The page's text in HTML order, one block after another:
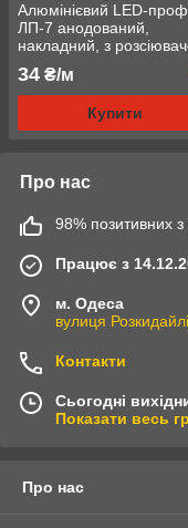
Алюмінієвий LED-
ЛП-7 анодований,
накладний, з
34 ₴/м
Купити
Про нас
98% позитивних з
Працює з
м. Одеса
вулиця
Контакти
Сьогодні
Показати весь
Про нас